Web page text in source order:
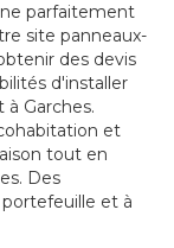
parfaitement
site panneaux-
des devis
d'installer
Garches.
et
tout en
Des
et à